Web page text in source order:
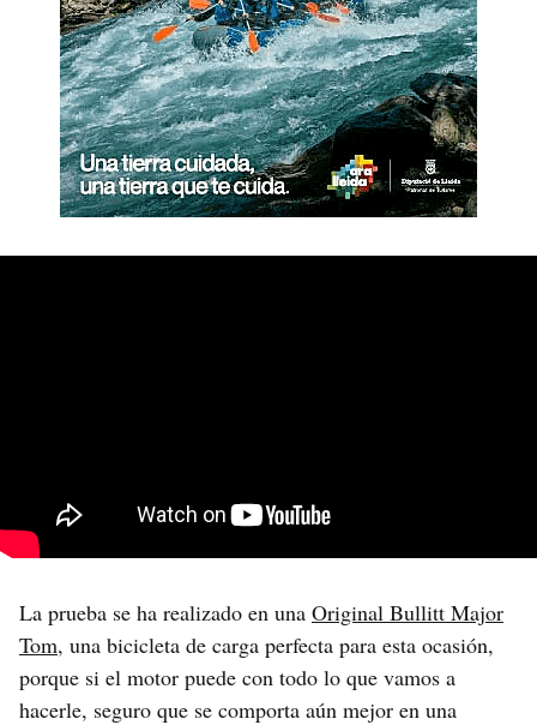
La prueba se ha realizado en una Original Bullitt Major
Tom, una bicicleta de carga perfecta para esta ocasión,
porque si el motor puede con todo lo que vamos a
hacerle, seguro que se comporta aún mejor en una